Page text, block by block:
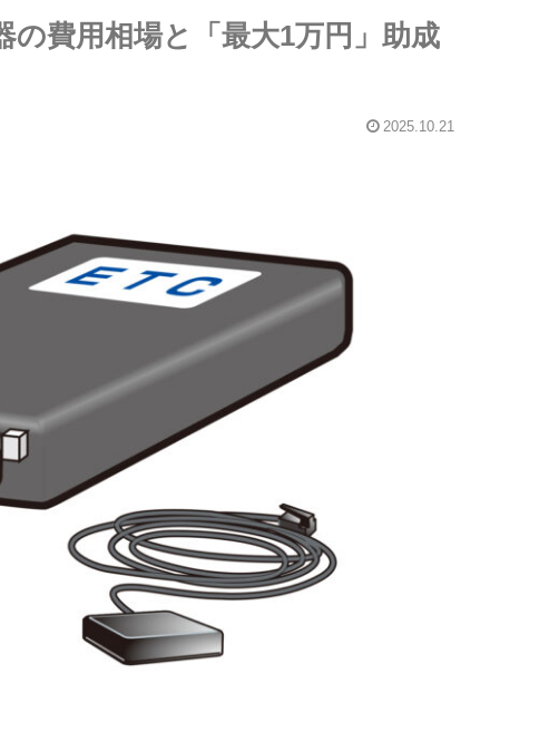
の費用相場と「最大1万円」助成
2025.10.21